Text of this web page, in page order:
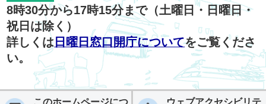
8時30分から17時15分まで（土曜日・日曜日・
祝日は除く）
詳しくは 日曜日窓口開庁についてをご覧くださ
い。
このホームページにつ ウェブアクセシビリテ